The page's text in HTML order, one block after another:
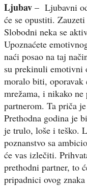
Ljubav – Ljubavni
će se opustiti.
Slobodni neka se
Upoznaćete
naći posao na taj
su prekinuli emotivni
moralo biti,
mrežama, i nikako
partnerom. Ta priča
Prethodna godina je
je trulo, loše i teško.
poznanstvo sa
će vas izlečiti.
prethodni partner, to
pripadnici ovog